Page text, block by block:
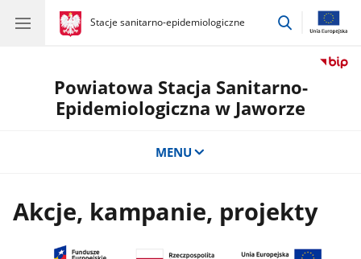
gov.pl
Stacje sanitarno-epidemiologiczne
gov.pl
Stacje
przejdź
Powiatowa Stacja Sanitarno-
Epidemiologiczna w Jaworze
MENU
Akcje, kampanie, projekty